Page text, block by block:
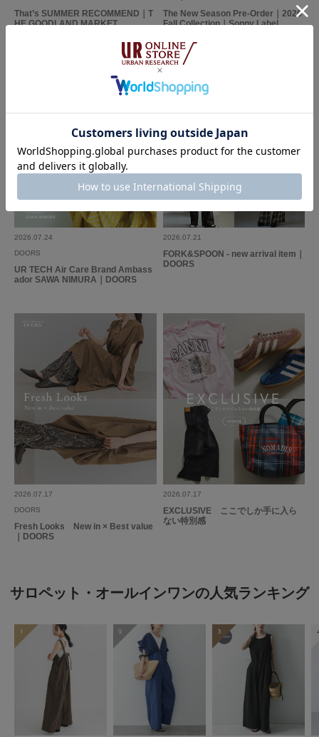
That’s SUMMER RECOMMEND｜T
HE GOODLAND MARKET
The New Season Pre-Order｜2026
Fall Collection｜Sonny Label
2026.07.24
DOORS
UR TECH Air Care Brand Ambass
ador SAWA NIMURA｜DOORS
2026.07.21
FORK&SPOON - new arrival item｜
DOORS
2026.07.17
DOORS
Fresh Looks New in × Best value
｜DOORS
2026.07.17
EXCLUSIVE ここでしか手に入ら
ない特別感
サロペット・オールインワンの人気ランキング
1 2 3